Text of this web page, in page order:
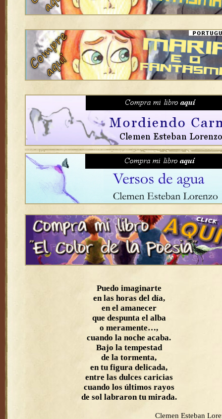
Puedo imaginarte
en las horas del día,
en el amanecer
que despunta el alba
o meramente…,
cuando la noche acaba.
Bajo la tempestad
de la tormenta,
en tu figura delicada,
entre las dulces caricias
cuando los últimos rayos
de sol labraron tu mirada.
Clemen Esteban